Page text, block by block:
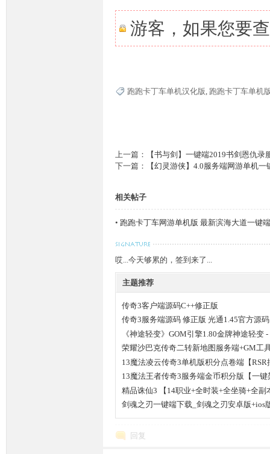
游客，如果您要
跑跑卡丁车单机汉化版, 跑跑卡丁车单机
上一篇：
【书与剑】一键端2019书剑恩仇
下一篇：
【幻灵游侠】4.0服务端网游单机
相关帖子
• 跑跑卡丁车网游单机版 最新滨海大道一键
哎...今天够累的，签到来了...
主题推荐
传奇3客户端源码C++修正版
传奇3服务端源码 修正版 光通1.45官方源码
《神途轻变》GOM引擎1.80金牌神途轻变
荣耀沙巴克传奇二转新地图服务端+GM工
13魔法凌云传奇3单机版积分点卷端【RSR
13魔法王者传奇3服务端金币积分版【一键
精品诛仙3 【14职业+全时装+全坐骑+全副
剑魂之刃一键端下载_剑魂之刃安卓版+ios
回复